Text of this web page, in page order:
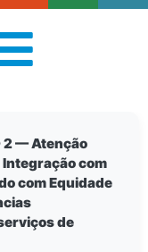
2 — Atenção
com
com Equidade
de